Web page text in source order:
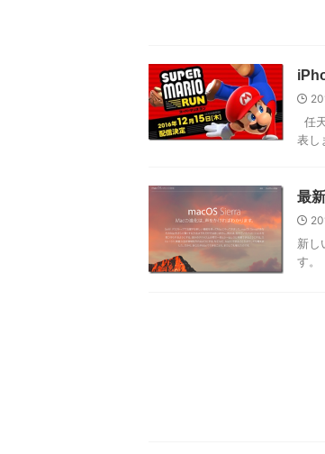
任
表し
最
新し
す。